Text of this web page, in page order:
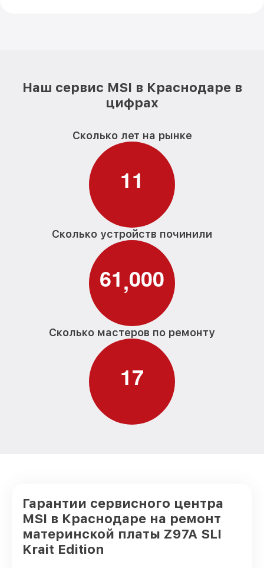
Наш сервис MSI в Краснодаре в
цифрах
Сколько лет на рынке
11
Сколько устройств починили
61,000
Сколько мастеров по ремонту
17
Гарантии сервисного центра
MSI в Краснодаре на ремонт
материнской платы Z97A SLI
Krait Edition